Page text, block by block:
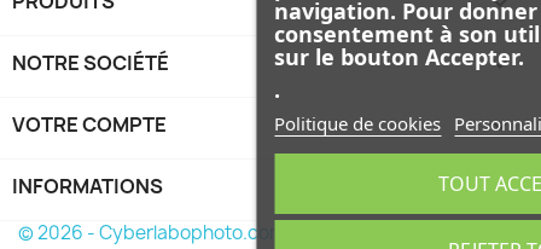
navigation. Pour
consentement à son
sur le bouton Accepter.
.
Politique de cookies
TOUT
NOTRE SOCIÉTÉ 
VOTRE COMPTE 
INFORMATIONS keyboard_arrow_down
© 2026 - Cyberlabophoto.com